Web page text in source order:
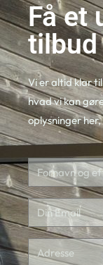
Få et
tilbud
Vi er altid klar
hvad vi kan
oplysninger